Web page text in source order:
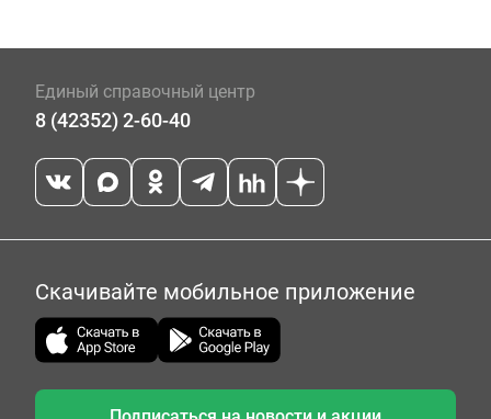
Единый справочный центр
8 (42352) 2-60-40
Скачивайте мобильное приложение